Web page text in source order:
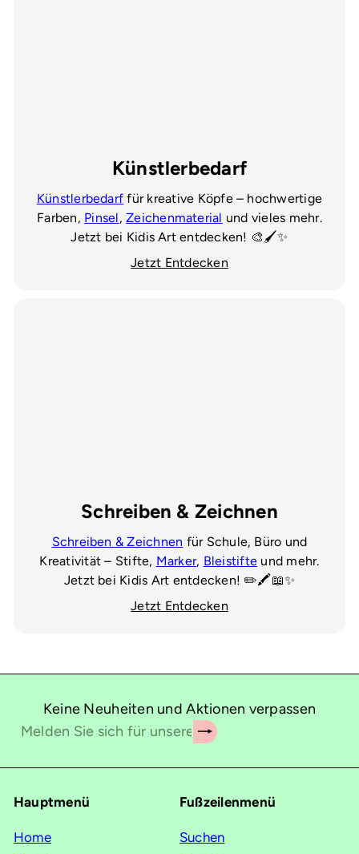
Künstlerbedarf
Künstlerbedarf für kreative Köpfe – hochwertige
Farben, Pinsel,Zeichenmaterial und vieles mehr.
Jetzt bei Kidis Art entdecken! 🎨🖌️✨
Jetzt Entdecken
Schreiben & Zeichnen
Schreiben & Zeichnen für Schule, Büro und
Kreativität – Stifte, Marker, Bleistifte und mehr.
Jetzt bei Kidis Art entdecken! ✏️🖍️📖✨
Jetzt Entdecken
Keine Neuheiten und Aktionen verpassen
Abonnieren
Melden
sich
unsere
an
Hauptmenü
Home
Fußzeilenmenü
Suchen